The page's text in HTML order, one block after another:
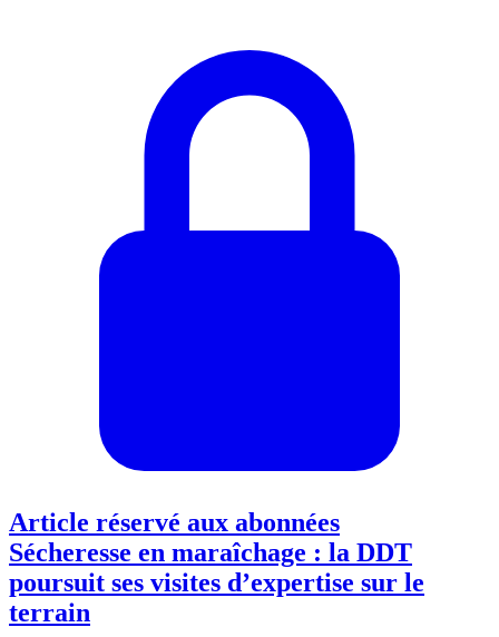
Article réservé aux abonnées
Sécheresse en maraîchage : la DDT
poursuit ses visites d’expertise sur le
terrain